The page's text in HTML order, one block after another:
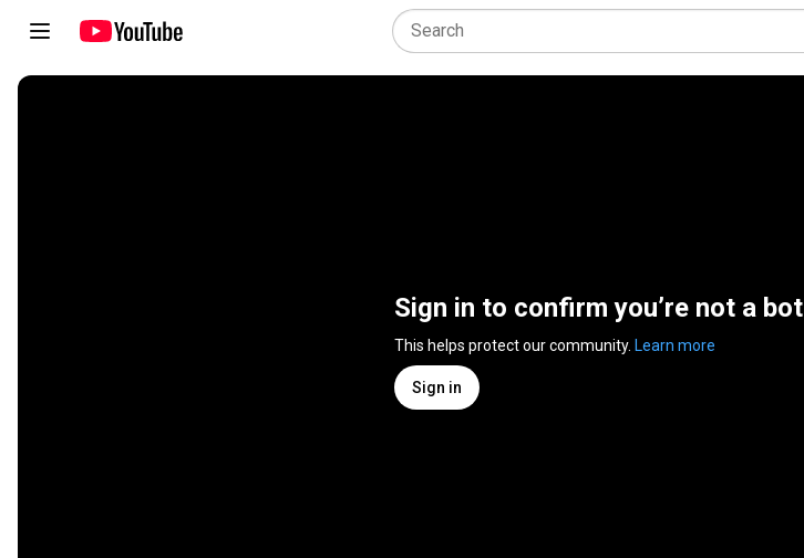
Sign in to confirm you’re not a bot
This helps protect our community. Learn more
Sign in